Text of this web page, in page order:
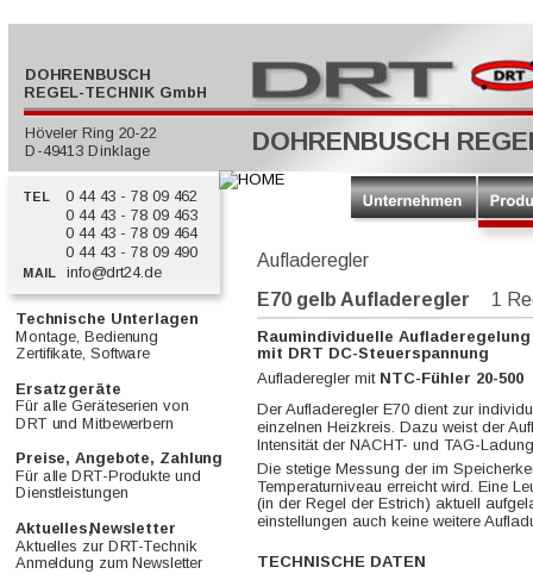
E70 gelb Aufladeregler
1
Raumindividuelle
mit DRT DC-Steuerspannung
Aufladeregler mit NTC-Fühler 20-500
Der Aufladeregler E70 dient zur
einzelnen Heizkreis. Dazu weist der
Intensität der NACHT- und TAG-
Die stetige Messung der im
Temperaturniveau erreicht wird. Eine
(in der Regel der Estrich) aktuell
einstellungen auch keine weitere
TECHNISCHE DATEN
DOHRENBUSCH
Aufladeregler
  DOHRENBUSCH
REGEL-TECHNIK GmbH
  Höveler Ring 20-22
  D-49413 Dinklage
  TEL
0 44 43 - 78 09 462
0 44 43 - 78 09 463
0 44 43 - 78 09 464
0 44 43 - 78 09 490
  MAIL
info@drt24.de
Technische Unterlagen
Montage, Bedienung
Zertifikate, Software
Ersatzgeräte
Für alle Geräteserien von
DRT und Mitbewerbern
Preise, Angebote, Zahlung
Für alle DRT-Produkte und
Dienstleistungen
Aktuelles,Newsletter
Aktuelles zur DRT-Technik
Anmeldung zum Newsletter